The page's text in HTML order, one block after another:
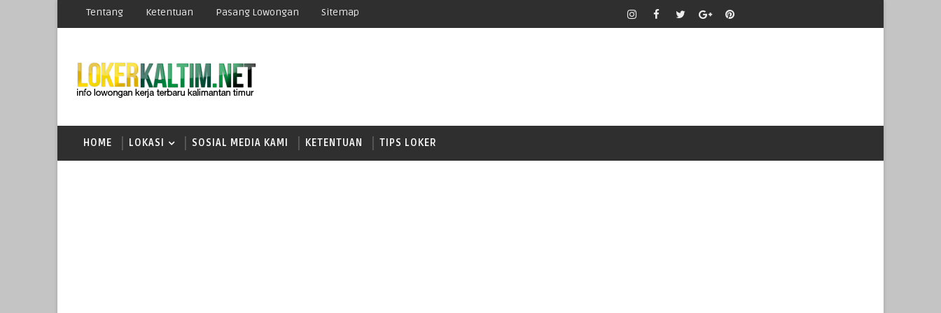
Tentang Ketentuan Pasang Lowongan Sitemap
HOME LOKASI SOSIAL MEDIA KAMI KETENTUAN TIPS LOKER